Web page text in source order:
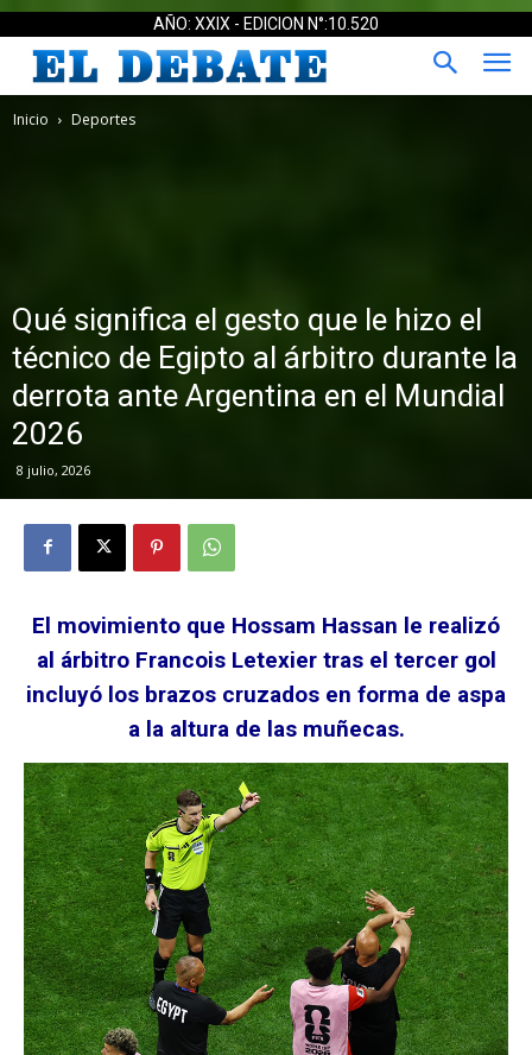
AÑO: XXIX - EDICION N°:10.520
Inicio Deportes
Qué significa el gesto que le hizo el
técnico de Egipto al árbitro durante la
derrota ante Argentina en el Mundial
2026
8 julio, 2026
El movimiento que Hossam Hassan le realizó
al árbitro Francois Letexier tras el tercer gol
incluyó los brazos cruzados en forma de aspa
a la altura de las muñecas.